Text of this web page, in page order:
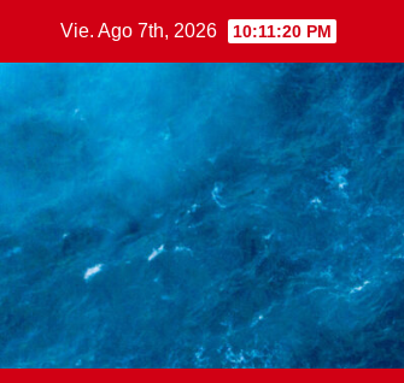
Vie. Ago 7th, 2026 10:11:22 PM